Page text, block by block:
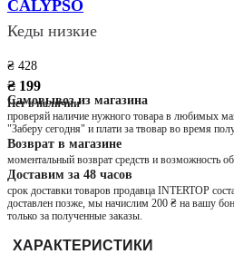
CALYPSO
Кеды низкие
₴ 428
₴ 199
Нет в наличии
Самовывоз из магазина
проверяй наличие нужного товара в любимых
"Заберу сегодня" и плати за твовар во время
Возврат в магазине
моментальный возврат средств и возможность
Доставим за 48 часов
срок доставки товаров продавца INTERTOP
доставлен позже, мы начислим 200 ₴ на вашу
только за полученные заказы.
ХАРАКТЕРИСТИКИ